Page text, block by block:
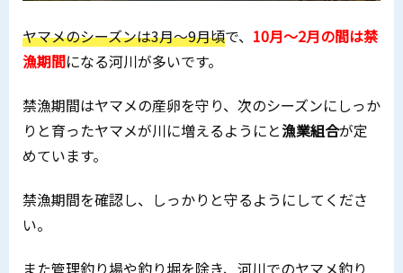
ヤマメのシーズンは3月～9月頃で、 10月～2月の間は禁
漁期間になる河川が多いです。
禁漁期間はヤマメの産卵を守り、次のシーズンにしっか
りと育ったヤマメが川に増えるようにと漁業組合が定
めています。
禁漁期間を確認し、しっかりと守るようにしてくださ
い。
また管理釣り場や釣り堀を除き、河川でのヤマメ釣り